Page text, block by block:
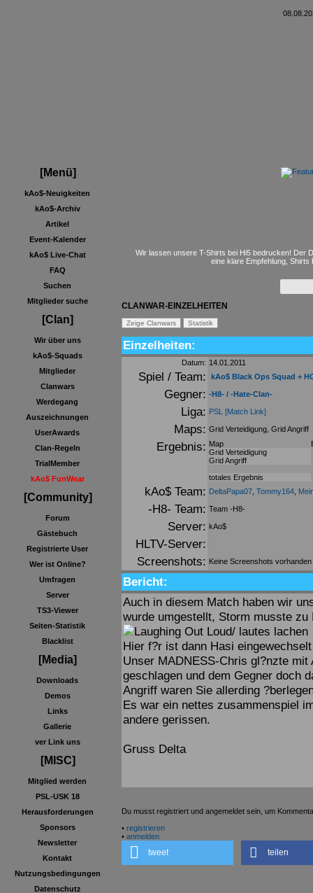
[Menü]
kAo$-Neuigkeiten
kAo$-Archiv
Artikel
Event-Kalender
kAo$ Live-Chat
FAQ
Suchen
Mitglieder suche
[Clan]
Wir über uns
kAo$-Squads
Mitglieder
Clanwars
Werdegang
Auszeichnungen
UserAwards
Clan-Regeln
TrialMember
kAo$ FunWear
[Community]
Forum
Gästebuch
Registrierte User
Wer ist Online?
Umfragen
Server
TS3-Viewer
Seiten-Statistik
Blacklist
[Media]
Downloads
Demos
Links
Gallerie
ver Link uns
[MISC]
Mitglied werden
PSL-USK 18
Herausforderungen
Sponsors
Newsletter
Kontakt
Nutzungsbedingungen
Datenschutz
Wir lassen unsere T-Shirts bei Hi5 bedrucken! Der
eine klare Empfehlung,
CLANWAR-EINZELHEITEN
Einzelheiten:
Datum: 14.01.2011
Spiel / Team: kAo$ Black Ops Squad +
Gegner: -H8- / -Hate-Clan-
Liga: PSL [Match Link]
Maps: Grid Verteidigung, Grid Angriff
Ergebnis: Map
Grid Verteidigung
Grid Angriff
totales Ergebnis
kAo$ Team: DeltaPapa07 Tommy164
-H8- Team: Team -H8-
Server: kAo$
HLTV-Server:
Screenshots: Keine Screenshots vorhanden
Bericht:
Auch in diesem Match haben wir
wurde umgestellt, Storm musste
Hier f?r ist dann Hasi
Unser MADNESS-Chris gl?nzte
geschlagen und dem Gegner doch
Angriff waren Sie allerding
Es war ein nettes zusammenspiel
andere gerissen.
Gruss Delta
Du musst registriert und angemeldet sein, um
• registrieren
• anmelden
tweet teilen